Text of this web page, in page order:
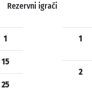
Rezervni igrači
1
15
25
1
2